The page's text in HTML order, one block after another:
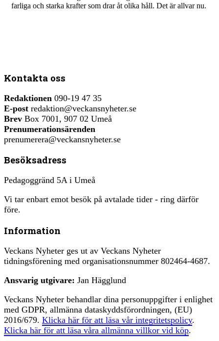
farliga och starka krafter som drar åt olika håll. Det är allvar nu.
Kontakta oss
Redaktionen 090-19 47 35
E-post redaktion@veckansnyheter.se
Brev Box 7001, 907 02 Umeå
Prenumerationsärenden
prenumerera@veckansnyheter.se
Besöksadress
Pedagoggränd 5A i Umeå
Vi tar enbart emot besök på avtalade tider - ring därför
före.
Information
Veckans Nyheter ges ut av Veckans Nyheter
tidningsförening med organisationsnummer 802464-4687.
Ansvarig utgivare: Jan Hägglund
Veckans Nyheter behandlar dina personuppgifter i enlighet
med GDPR, allmänna dataskyddsförordningen, (EU)
2016/679. Klicka här för att läsa vår integritetspolicy.
Klicka här för att läsa våra allmänna villkor vid köp.